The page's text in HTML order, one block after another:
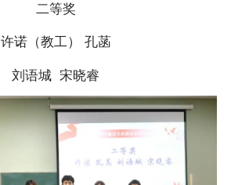
二等奖
许诺（教工） 孔菡
刘语城 宋晓睿